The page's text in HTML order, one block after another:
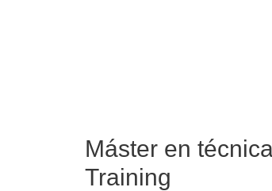
Máster en
Training